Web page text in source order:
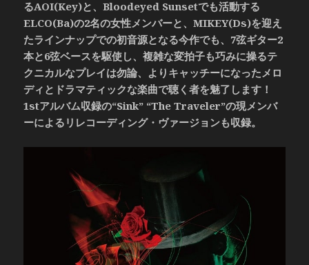
るAOI(Key)と、Bloodeyed Sunsetでも活動する
ELCO(Ba)の2名の女性メンバーと、MIKEY(Ds)を迎え
たラインナップでの初音源となる今作でも、7弦ギター2
本と6弦ベースを駆使し、複雑な変拍子も巧みに操るテ
クニカルなプレイは勿論、よりキャッチーになったメロ
ディとドラマティックな楽曲で聴く者を魅了します！
1stアルバム収録の“Sink” “The Traveler”の現メンバ
ーによるリレコーディング・ヴァージョンも収録。